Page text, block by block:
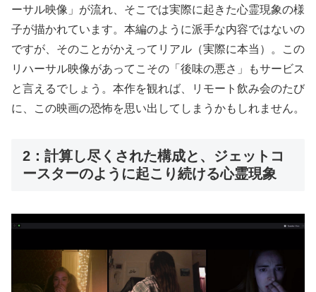
ーサル映像」が流れ、そこでは実際に起きた心霊現象の様
子が描かれています。本編のように派手な内容ではないの
ですが、そのことがかえってリアル（実際に本当）。この
リハーサル映像があってこその「後味の悪さ」もサービス
と言えるでしょう。本作を観れば、リモート飲み会のたび
に、この映画の恐怖を思い出してしまうかもしれません。
2：計算し尽くされた構成と、ジェットコ
ースターのように起こり続ける心霊現象